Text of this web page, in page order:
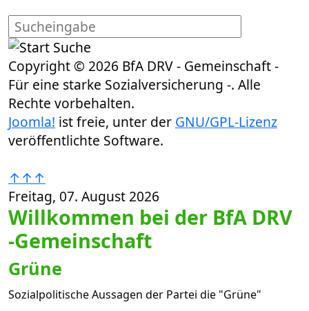
Copyright © 2026 BfA DRV - Gemeinschaft -
Für eine starke Sozialversicherung -. Alle
Rechte vorbehalten.
Joomla! ist freie, unter der GNU/GPL-Lizenz
veröffentlichte Software.
↑↑↑
Freitag, 07. August 2026
Willkommen bei der BfA DRV
-Gemeinschaft
Grüne
Sozialpolitische Aussagen der Partei die "Grüne"